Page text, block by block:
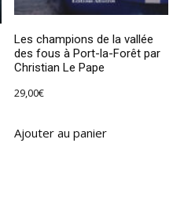
Les champions de la vallée
des fous à Port-la-Forêt par
Christian Le Pape
29,00€
Ajouter au panier